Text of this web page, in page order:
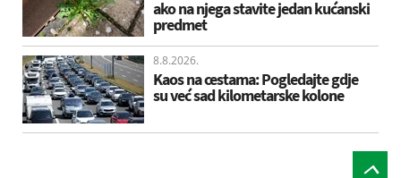
ako na njega stavite jedan kućanski
predmet
8.8.2026.
Kaos na cestama: Pogledajte gdje
su već sad kilometarske kolone